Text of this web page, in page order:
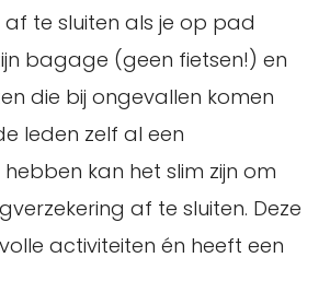
af te sluiten als je op pad
bagage (geen fietsen!) en
die bij ongevallen komen
leden zelf al een
hebben kan het slim zijn om
af te sluiten. Deze
activiteiten én heeft een